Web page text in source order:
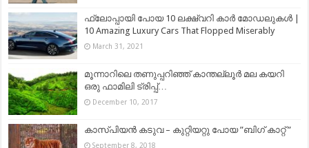
ഫ്ലോപ്പായി പോയ 10 ലക്ഷ്വറി കാർ മോഡലുകൾ |
10 Amazing Luxury Cars That Flopped Miserably
March 31, 2021
മൂന്നാറിലെ തണുപ്പറിഞ്ഞ് കാന്തല്ലൂർ മല കയറി
ഒരു ഫാമിലി ട്രിപ്പ്…
December 10, 2017
കാസ്പിയൻ കടുവ – കുറ്റിയറ്റു പോയ ”ബിഗ് കാറ്റ് ”
September 8, 2018